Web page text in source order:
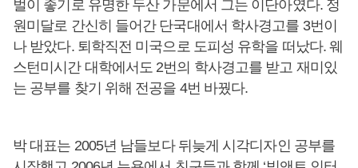
벌이 좋기로 유명한 두산 가문에서 그는 이단아였다. 정
원미달로 간신히 들어간 단국대에서 학사경고를 3번이
나 받았다. 퇴학직전 미국으로 도피성 유학을 떠났다. 웨
스턴미시간 대학에서도 2번의 학사경고를 받고 재미있
는 공부를 찾기 위해 전공을 4번 바꿨다.
박 대표는 2005년 남들보다 뒤늦게 시각디자인 공부를